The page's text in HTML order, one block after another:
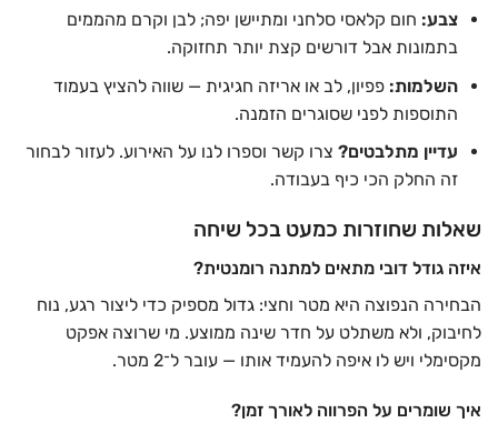
צבע: חום קלאסי סלחני ומתיישן יפה; לבן וקרם מהממים
בתמונות אבל דורשים קצת יותר תחזוקה.
השלמות: פפיון, לב או אריזה חגיגית — שווה להציץ בעמוד
התוספות לפני שסוגרים הזמנה.
עדיין מתלבטים?צרו קשר וספרו לנו על האירוע. לעזור לבחור
זה החלק הכי כיף בעבודה.
שאלות שחוזרות כמעט בכל שיחה
איזה גודל דובי מתאים למתנה רומנטית?
הבחירה הנפוצה היא מטר וחצי: גדול מספיק כדי ליצור רגע, נוח
לחיבוק, ולא משתלט על חדר שינה ממוצע. מי שרוצה אפקט
מקסימלי ויש לו איפה להעמיד אותו — עובר ל־2 מטר.
איך שומרים על הפרווה לאורך זמן?